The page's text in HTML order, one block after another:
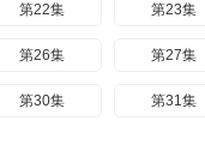
第22集 第23集
第26集 第27集
第30集 第31集